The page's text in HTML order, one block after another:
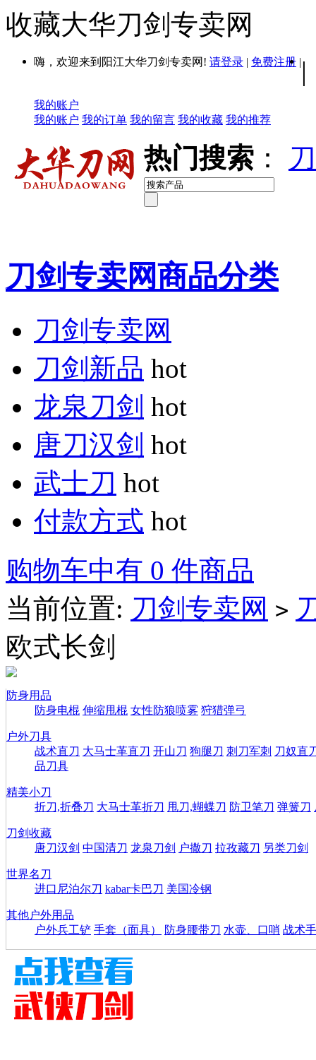
收藏大华刀剑专卖网
嗨，欢迎来到阳江大华刀剑专卖网! 请登录 | 免费注册 | |
我的账户
我的账户 我的订单 我的留言 我的收藏 我的推荐
热门搜索 ：
刀剑专卖网商品分类
刀剑专卖网
刀剑新品 hot
龙泉刀剑 hot
唐刀汉剑 hot
武士刀 hot
付款方式 hot
购物车中有 0 件商品
当前位置: 刀剑专卖网 >
欧式长剑
防身用品
防身电棍 伸缩甩棍 女性防狼喷雾 狩猎弹弓
户外刀具
战术直刀 大马士革直刀 开山刀 狗腿刀 刺刀军刺 刀奴直
品刀具
精美小刀
折刀,折叠刀 大马士革折刀 甩刀,蝴蝶刀 防卫笔刀 弹簧刀
刀剑收藏
唐刀汉剑 中国清刀 龙泉刀剑 户撒刀 拉孜藏刀 另类刀剑
世界名刀
进口尼泊尔刀 kabar卡巴刀 美国冷钢
其他户外用品
户外兵工铲 手套（面具） 防身腰带刀 水壶、口哨 战术